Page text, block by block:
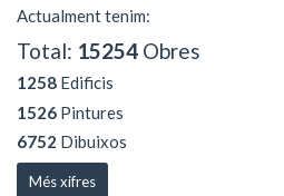
Actualment tenim:
Total: 15254 Obres
1258 Edificis
1526 Pintures
6752 Dibuixos
Més xifres